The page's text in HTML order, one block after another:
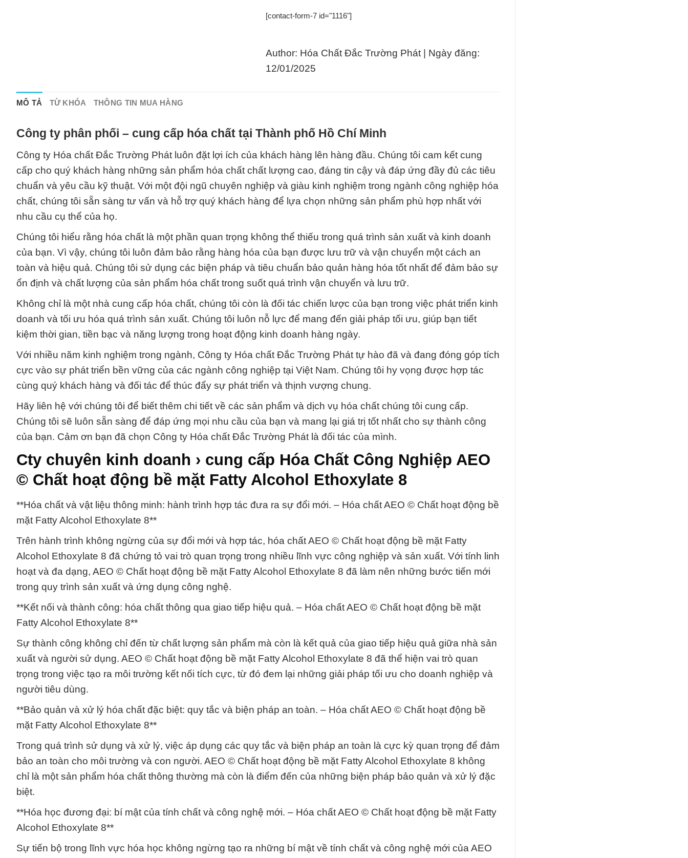
[contact-form-7 id="1116"]
Author: Hóa Chất Đắc Trường Phát | Ngày đăng:
12/01/2025
MÔ TẢ TỪ KHÓA THÔNG TIN MUA HÀNG
Công ty phân phối – cung cấp hóa chất tại Thành phố Hồ Chí Minh
Công ty Hóa chất Đắc Trường Phát luôn đặt lợi ích của khách hàng lên hàng đầu. Chúng tôi cam kết cung
cấp cho quý khách hàng những sản phẩm hóa chất chất lượng cao, đáng tin cậy và đáp ứng đầy đủ các tiêu
chuẩn và yêu cầu kỹ thuật. Với một đội ngũ chuyên nghiệp và giàu kinh nghiệm trong ngành công nghiệp hóa
chất, chúng tôi sẵn sàng tư vấn và hỗ trợ quý khách hàng để lựa chọn những sản phẩm phù hợp nhất với
nhu cầu cụ thể của họ.
Chúng tôi hiểu rằng hóa chất là một phần quan trọng không thể thiếu trong quá trình sản xuất và kinh doanh
của bạn. Vì vậy, chúng tôi luôn đảm bảo rằng hàng hóa của bạn được lưu trữ và vận chuyển một cách an
toàn và hiệu quả. Chúng tôi sử dụng các biện pháp và tiêu chuẩn bảo quản hàng hóa tốt nhất để đảm bảo sự
ổn định và chất lượng của sản phẩm hóa chất trong suốt quá trình vận chuyển và lưu trữ.
Không chỉ là một nhà cung cấp hóa chất, chúng tôi còn là đối tác chiến lược của bạn trong việc phát triển kinh
doanh và tối ưu hóa quá trình sản xuất. Chúng tôi luôn nỗ lực để mang đến giải pháp tối ưu, giúp bạn tiết
kiệm thời gian, tiền bạc và năng lượng trong hoạt động kinh doanh hàng ngày.
Với nhiều năm kinh nghiệm trong ngành, Công ty Hóa chất Đắc Trường Phát tự hào đã và đang đóng góp tích
cực vào sự phát triển bền vững của các ngành công nghiệp tại Việt Nam. Chúng tôi hy vọng được hợp tác
cùng quý khách hàng và đối tác để thúc đẩy sự phát triển và thịnh vượng chung.
Hãy liên hệ với chúng tôi để biết thêm chi tiết về các sản phẩm và dịch vụ hóa chất chúng tôi cung cấp.
Chúng tôi sẽ luôn sẵn sàng để đáp ứng mọi nhu cầu của bạn và mang lại giá trị tốt nhất cho sự thành công
của bạn. Cảm ơn bạn đã chọn Công ty Hóa chất Đắc Trường Phát là đối tác của mình.
Cty chuyên kinh doanh › cung cấp Hóa Chất Công Nghiệp AEO
© Chất hoạt động bề mặt Fatty Alcohol Ethoxylate 8
**Hóa chất và vật liệu thông minh: hành trình hợp tác đưa ra sự đổi mới. – Hóa chất AEO © Chất hoạt động bề
mặt Fatty Alcohol Ethoxylate 8**
Trên hành trình không ngừng của sự đổi mới và hợp tác, hóa chất AEO © Chất hoạt động bề mặt Fatty
Alcohol Ethoxylate 8 đã chứng tỏ vai trò quan trọng trong nhiều lĩnh vực công nghiệp và sản xuất. Với tính linh
hoạt và đa dạng, AEO © Chất hoạt động bề mặt Fatty Alcohol Ethoxylate 8 đã làm nên những bước tiến mới
trong quy trình sản xuất và ứng dụng công nghệ.
**Kết nối và thành công: hóa chất thông qua giao tiếp hiệu quả. – Hóa chất AEO © Chất hoạt động bề mặt
Fatty Alcohol Ethoxylate 8**
Sự thành công không chỉ đến từ chất lượng sản phẩm mà còn là kết quả của giao tiếp hiệu quả giữa nhà sản
xuất và người sử dụng. AEO © Chất hoạt động bề mặt Fatty Alcohol Ethoxylate 8 đã thể hiện vai trò quan
trọng trong việc tạo ra môi trường kết nối tích cực, từ đó đem lại những giải pháp tối ưu cho doanh nghiệp và
người tiêu dùng.
**Bảo quản và xử lý hóa chất đặc biệt: quy tắc và biện pháp an toàn. – Hóa chất AEO © Chất hoạt động bề
mặt Fatty Alcohol Ethoxylate 8**
Trong quá trình sử dụng và xử lý, việc áp dụng các quy tắc và biện pháp an toàn là cực kỳ quan trọng để đảm
bảo an toàn cho môi trường và con người. AEO © Chất hoạt động bề mặt Fatty Alcohol Ethoxylate 8 không
chỉ là một sản phẩm hóa chất thông thường mà còn là điểm đến của những biện pháp bảo quản và xử lý đặc
biệt.
**Hóa học đương đại: bí mật của tính chất và công nghệ mới. – Hóa chất AEO © Chất hoạt động bề mặt Fatty
Alcohol Ethoxylate 8**
Sự tiến bộ trong lĩnh vực hóa học không ngừng tạo ra những bí mật về tính chất và công nghệ mới của AEO